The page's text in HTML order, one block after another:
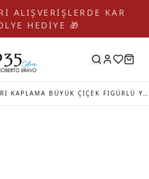
ALIŞVERİŞLERDE KAR
HEDİYE 🎁
LE JARDIN SARI KAPLAMA BÜYÜK ÇIÇEK FIGÜRLÜ YARI ŞEFFAF YEŞIL MINELI KOLYE